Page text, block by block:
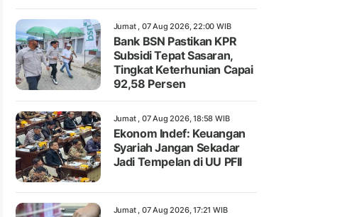
Jumat , 07 Aug 2026, 22:00 WIB
Bank BSN Pastikan KPR
Subsidi Tepat Sasaran,
Tingkat Keterhunian Capai
92,58 Persen
Jumat , 07 Aug 2026, 18:58 WIB
Ekonom Indef: Keuangan
Syariah Jangan Sekadar
Jadi Tempelan di UU PFII
Jumat , 07 Aug 2026, 17:21 WIB